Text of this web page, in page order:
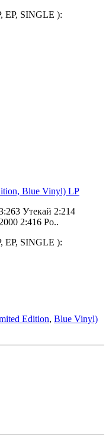
EP, SINGLE ):
Blue Vinyl) LP
Утекай 2:214
2:416 Ро..
EP, SINGLE ):
Edition, Blue Vinyl)